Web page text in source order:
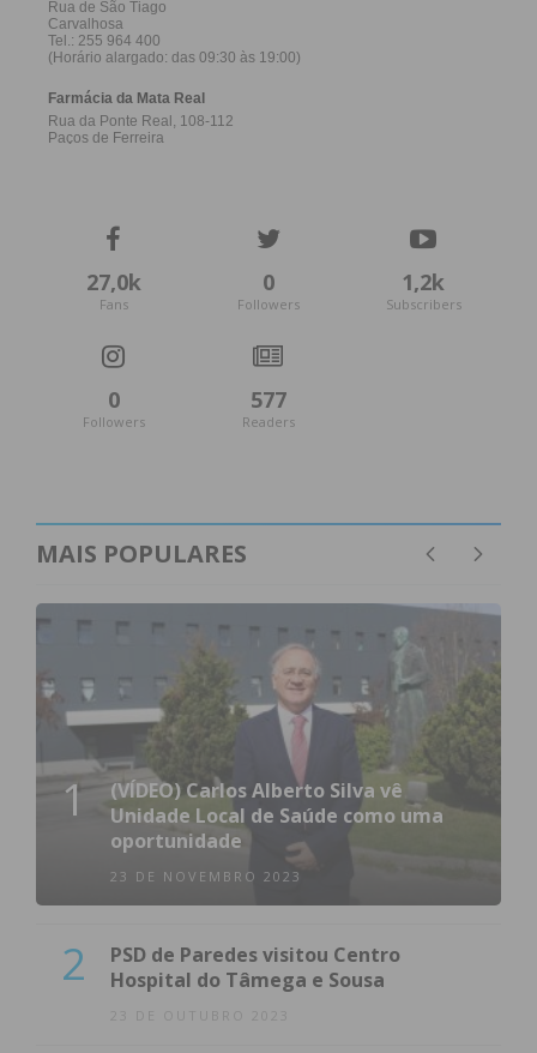
27,0k
Fans
0
Followers
1,2k
Subscribers
0
Followers
577
Readers
MAIS POPULARES
1
(VÍDEO) Carlos Alberto Silva vê
Unidade Local de Saúde como uma
oportunidade
23 DE NOVEMBRO 2023
2
PSD de Paredes visitou Centro
Hospital do Tâmega e Sousa
23 DE OUTUBRO 2023